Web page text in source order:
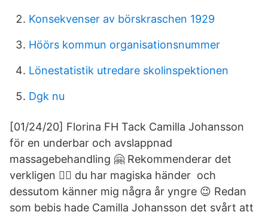
Konsekvenser av börskraschen 1929
Höörs kommun organisationsnummer
Lönestatistik utredare skolinspektionen
Dgk nu
[01/24/20] Florina FH Tack Camilla Johansson
för en underbar och avslappnad
massagebehandling 🤗 Rekommenderar det
verkligen 👍🏻 du har magiska händer ️ och
dessutom känner mig några år yngre 😉 Redan
som bebis hade Camilla Johansson det svårt att